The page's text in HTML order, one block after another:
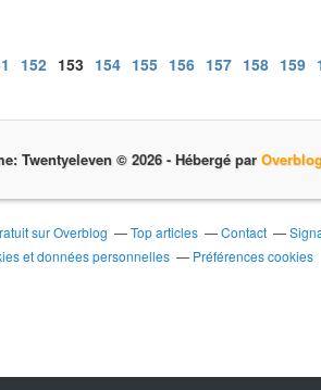
152 153 154 155 156 157 158 159
Twentyeleven © 2026 - Hébergé par
sur Overblog Top articles Contact
et données personnelles
Préférences cookies